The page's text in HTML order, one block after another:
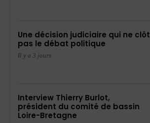
Une décision judiciaire qui ne clôt
pas le débat politique
Il y a 3 jours
Interview Thierry Burlot,
président du comité de bassin
Loire-Bretagne